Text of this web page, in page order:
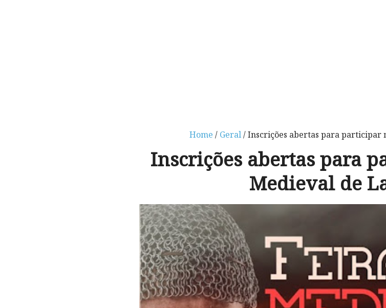
Home / Geral/ Inscrições abertas para participar
Inscrições abertas para
Medieval de